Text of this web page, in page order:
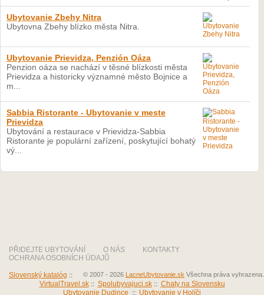
Ubytovanie Zbehy Nitra
Ubytovna Zbehy blízko města Nitra.
Ubytovanie Prievidza, Penzión Oáza
Penzion oáza se nachází v těsné blízkosti města
Prievidza a historicky významné město Bojnice a
m...
Sabbia Ristorante - Ubytovanie v meste
Prievidza
Ubytování a restaurace v Prievidza-Sabbia
Ristorante je populární zařízení, poskytující bohatý
vý...
PŘIDEJTE UBYTOVÁNÍ O NÁS
KONTAKTY
OCHRANA OSOBNÍCH ÚDAJŮ
© 2007 - 2026 LacneUbytovanie.sk Všechna práva vyhrazena.
Slovenský katalóg ::
VirtualTravel.sk:: Spolubyvajuci.sk:: Chaty na Slovensku
Ubytovanie Dudince :: Ubytovanie v Holíči